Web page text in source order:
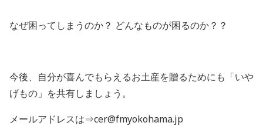
なぜ困ってしまうのか？ どんなものが困るのか？？
今後、自分が喜んでもらえるお土産を贈るためにも「いや
げもの」を共有しましょう。
メールアドレスは⇒cer@fmyokohama.jp